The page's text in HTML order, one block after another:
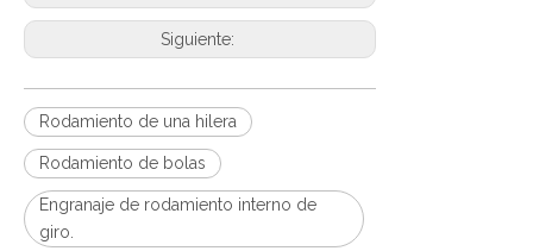
Siguiente:
Rodamiento de una hilera
Rodamiento de bolas
Engranaje de rodamiento interno de
giro.